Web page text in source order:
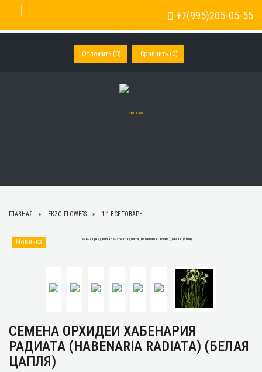
Отложить (0) Сравнить (0)
+7(995)205-05-55
Toggle Navigation
ГЛАВНАЯ EKZO.FLOWERS 1.1 ВСЕ ТОВАРЫ
Новинка
СЕМЕНА ОРХИДЕИ ХАБЕНАРИЯ
РАДИАТА (HABENARIA RADIATA) (БЕЛАЯ
ЦАПЛЯ)